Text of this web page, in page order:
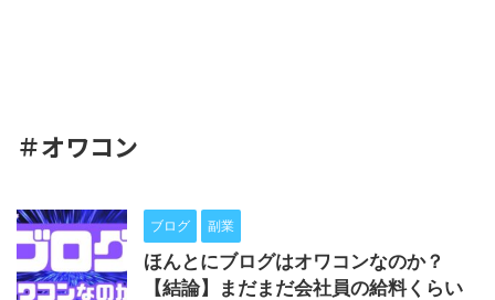
＃オワコン
ブログ 副業
ほんとにブログはオワコンなのか？
【結論】まだまだ会社員の給料くらい